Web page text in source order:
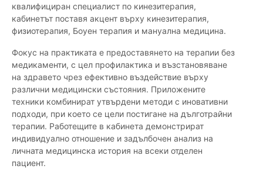
квалифициран специалист по кинезитерапия,
кабинетът поставя акцент върху кинезитерапия,
физиотерапия, Боуен терапия и мануална медицина.
Фокус на практиката е предоставянето на терапии без
медикаменти, с цел профилактика и възстановяване
на здравето чрез ефективно въздействие върху
различни медицински състояния. Приложените
техники комбинират утвърдени методи с иновативни
подходи, при което се цели постигане на дълготрайни
терапии. Работещите в кабинета демонстрират
индивидуално отношение и задълбочен анализ на
личната медицинска история на всеки отделен
пациент.